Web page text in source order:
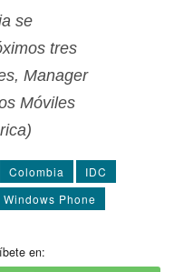
se
tres
Manager
Móviles
Colombia
IDC
Windows Phone
en: